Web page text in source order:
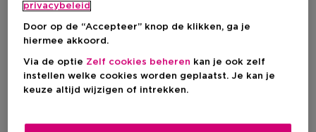
Kortingsprijs
€ 18,00
-10% Aanbevolen verkoopprijs fabrikant€ 20,00
IN WINKELMANDJE
Levering aan huis
privacybeleid
Door op de “Accepteer” knop de klikken, ga je
hiermee akkoord.
Via de optie Zelf cookies beheren kan je ook zelf
instellen welke cookies worden geplaatst. Je kan je
keuze altijd wijzigen of intrekken.